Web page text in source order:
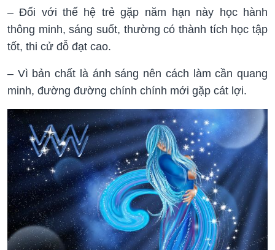
– Đối với thế hệ trẻ gặp năm hạn này học hành
thông minh, sáng suốt, thường có thành tích học tập
tốt, thi cử đỗ đạt cao.
– Vì bản chất là ánh sáng nên cách làm cần quang
minh, đường đường chính chính mới gặp cát lợi.